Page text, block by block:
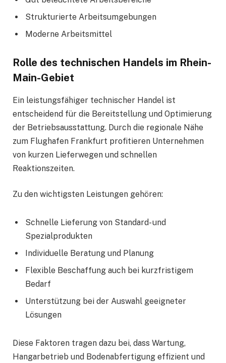
Strukturierte Arbeitsumgebungen
Moderne Arbeitsmittel
Rolle des technischen Handels im Rhein-
Main-Gebiet
Ein leistungsfähiger technischer Handel ist
entscheidend für die Bereitstellung und Optimierung
der Betriebsausstattung. Durch die regionale Nähe
zum Flughafen Frankfurt profitieren Unternehmen
von kurzen Lieferwegen und schnellen
Reaktionszeiten.
Zu den wichtigsten Leistungen gehören:
Schnelle Lieferung von Standard- und
Spezialprodukten
Individuelle Beratung und Planung
Flexible Beschaffung auch bei kurzfristigem
Bedarf
Unterstützung bei der Auswahl geeigneter
Lösungen
Diese Faktoren tragen dazu bei, dass Wartung,
Hangarbetrieb und Bodenabfertigung effizient und